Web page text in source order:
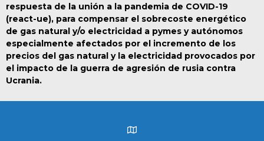
respuesta de la unión a la pandemia de COVID-19
(react-ue), para compensar el sobrecoste energético
de gas natural y/o electricidad a pymes y autónomos
especialmente afectados por el incremento de los
precios del gas natural y la electricidad provocados por
el impacto de la guerra de agresión de rusia contra
Ucrania.